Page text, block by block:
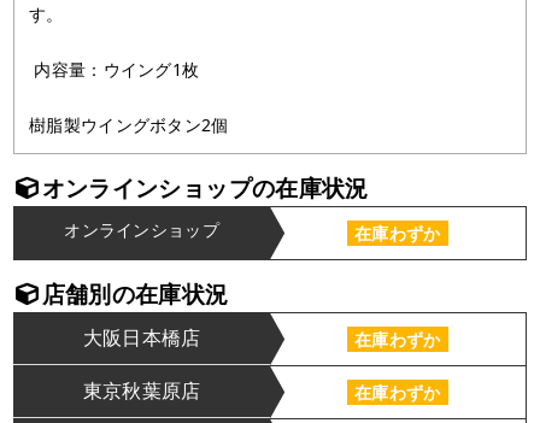
す。
内容量：ウイング1枚
樹脂製ウイングボタン2個
オンラインショップの在庫状況
オンラインショップ 在庫わずか
店舗別の在庫状況
大阪日本橋店 在庫わずか
東京秋葉原店 在庫わずか